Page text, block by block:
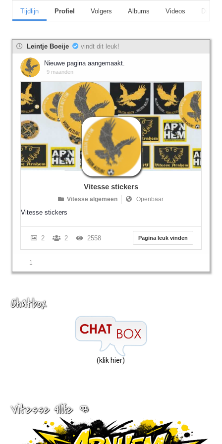
Tijdlijn Profiel Volgers Albums Videos
Leintje Boeije vindt dit leuk!
Nieuwe pagina aangemaakt.
9 maanden
Vitesse stickers
Vitesse algemeen Openbaar
Vitesse stickers
2 2 2558 Pagina leuk vinden
1
Chatbox
(klik hier)
Vitesse 4life 👊